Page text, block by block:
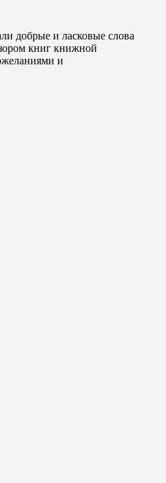
добрые и ласковые слова
книг книжной
и